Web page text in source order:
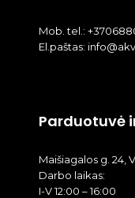
Mob. tel.:
El.paštas:
Parduotuvė
Maišiagalos g. 24,
Darbo laikas:
I-V 12:00 – 16:00